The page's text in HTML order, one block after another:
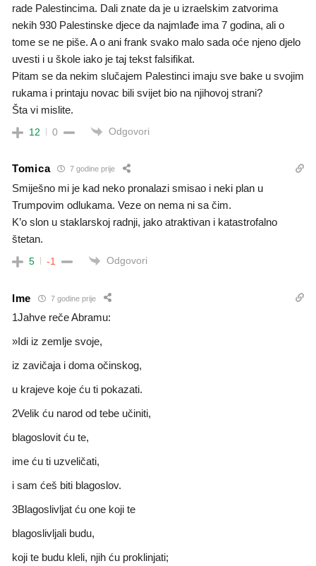
rade Palestincima. Dali znate da je u izraelskim zatvorima
nekih 930 Palestinske djece da najmlađe ima 7 godina, ali o
tome se ne piše. A o ani frank svako malo sada oće njeno djelo
uvesti i u škole iako je taj tekst falsifikat.
Pitam se da nekim slučajem Palestinci imaju sve bake u svojim
rukama i printaju novac bili svijet bio na njihovoj strani?
Šta vi mislite.
12 0 Odgovori
Tomica 7 godine prije
Smiješno mi je kad neko pronalazi smisao i neki plan u
Trumpovim odlukama. Veze on nema ni sa čim.
K’o slon u staklarskoj radnji, jako atraktivan i katastrofalno
štetan.
5 -1 Odgovori
Ime 7 godine prije
1Jahve reče Abramu:
»Idi iz zemlje svoje,
iz zavičaja i doma očinskog,
u krajeve koje ću ti pokazati.
2Velik ću narod od tebe učiniti,
blagoslovit ću te,
ime ću ti uzveličati,
i sam ćeš biti blagoslov.
3Blagoslivljat ću one koji te
blagoslivljali budu,
koji te budu kleli, njih ću proklinjati;